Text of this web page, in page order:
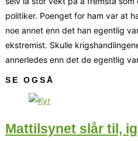
politiker. Poenget for ham var at
noe annet enn det han egentlig
ekstremist. Skulle
annerledes enn det de egentlig
SE OGSÅ
Mattilsynet slår til,